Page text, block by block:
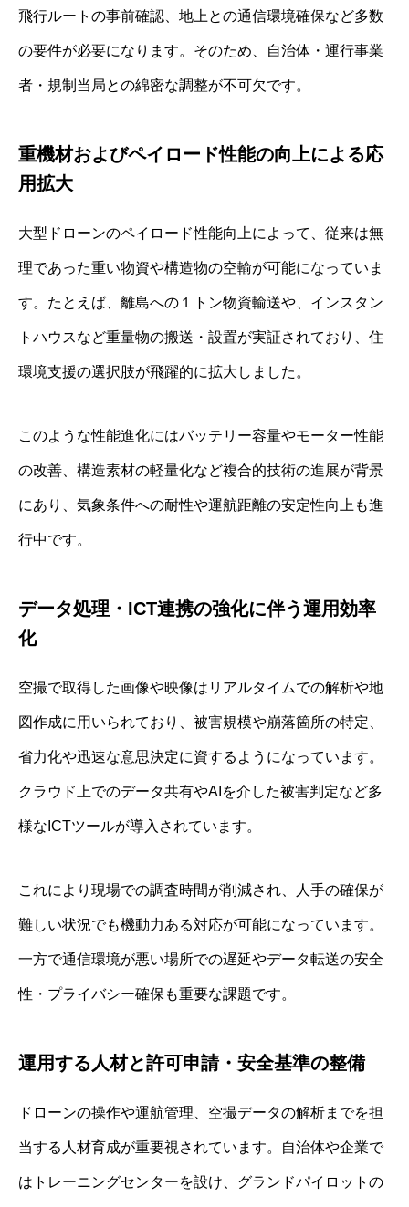
飛行ルートの事前確認、地上との通信環境確保など多数
の要件が必要になります。そのため、自治体・運行事業
者・規制当局との綿密な調整が不可欠です。
重機材およびペイロード性能の向上による応
用拡大
大型ドローンのペイロード性能向上によって、従来は無
理であった重い物資や構造物の空輸が可能になっていま
す。たとえば、離島への１トン物資輸送や、インスタン
トハウスなど重量物の搬送・設置が実証されており、住
環境支援の選択肢が飛躍的に拡大しました。
このような性能進化にはバッテリー容量やモーター性能
の改善、構造素材の軽量化など複合的技術の進展が背景
にあり、気象条件への耐性や運航距離の安定性向上も進
行中です。
データ処理・ICT連携の強化に伴う運用効率
化
空撮で取得した画像や映像はリアルタイムでの解析や地
図作成に用いられており、被害規模や崩落箇所の特定、
省力化や迅速な意思決定に資するようになっています。
クラウド上でのデータ共有やAIを介した被害判定など多
様なICTツールが導入されています。
これにより現場での調査時間が削減され、人手の確保が
難しい状況でも機動力ある対応が可能になっています。
一方で通信環境が悪い場所での遅延やデータ転送の安全
性・プライバシー確保も重要な課題です。
運用する人材と許可申請・安全基準の整備
ドローンの操作や運航管理、空撮データの解析までを担
当する人材育成が重要視されています。自治体や企業で
はトレーニングセンターを設け、グランドパイロットの